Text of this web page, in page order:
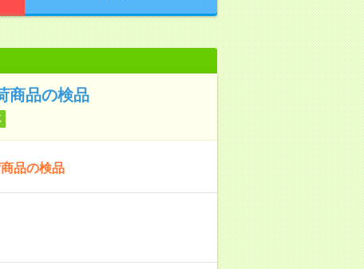
商品の検品
品の検品